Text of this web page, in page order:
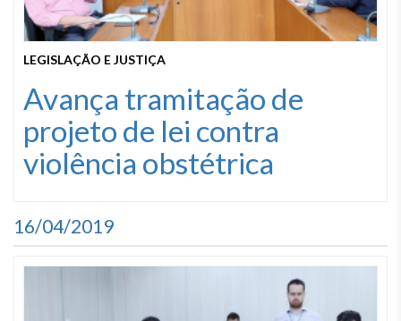
LEGISLAÇÃO E JUSTIÇA
Avança tramitação de
projeto de lei contra
violência obstétrica
16/04/2019